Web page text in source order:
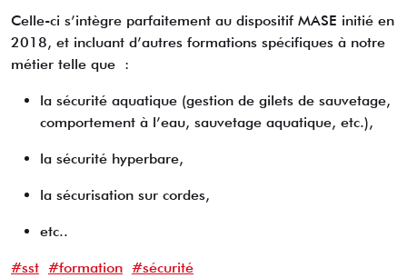
Celle-ci s’intègre parfaitement au dispositif MASE initié en
2018, et incluant d’autres formations spécifiques à notre
métier telle que :
la sécurité aquatique (gestion de gilets de sauvetage,
comportement à l’eau, sauvetage aquatique, etc.),
la sécurité hyperbare,
la sécurisation sur cordes,
etc..
#sst #formation #sécurité